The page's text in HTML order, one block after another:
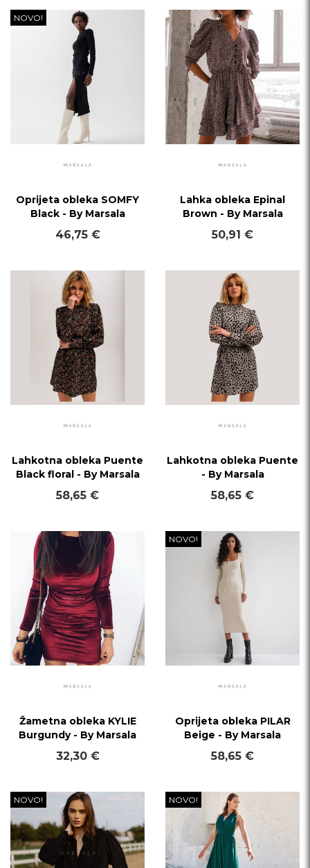
NOVO!
Oprijeta obleka SOMFY
Black - By Marsala
46,75 €
Lahka obleka Epinal
Brown - By Marsala
50,91 €
Lahkotna obleka Puente
Black floral - By Marsala
58,65 €
Lahkotna obleka Puente
- By Marsala
58,65 €
Žametna obleka KYLIE
Burgundy - By Marsala
32,30 €
NOVO!
Oprijeta obleka PILAR
Beige - By Marsala
58,65 €
NOVO! NOVO!